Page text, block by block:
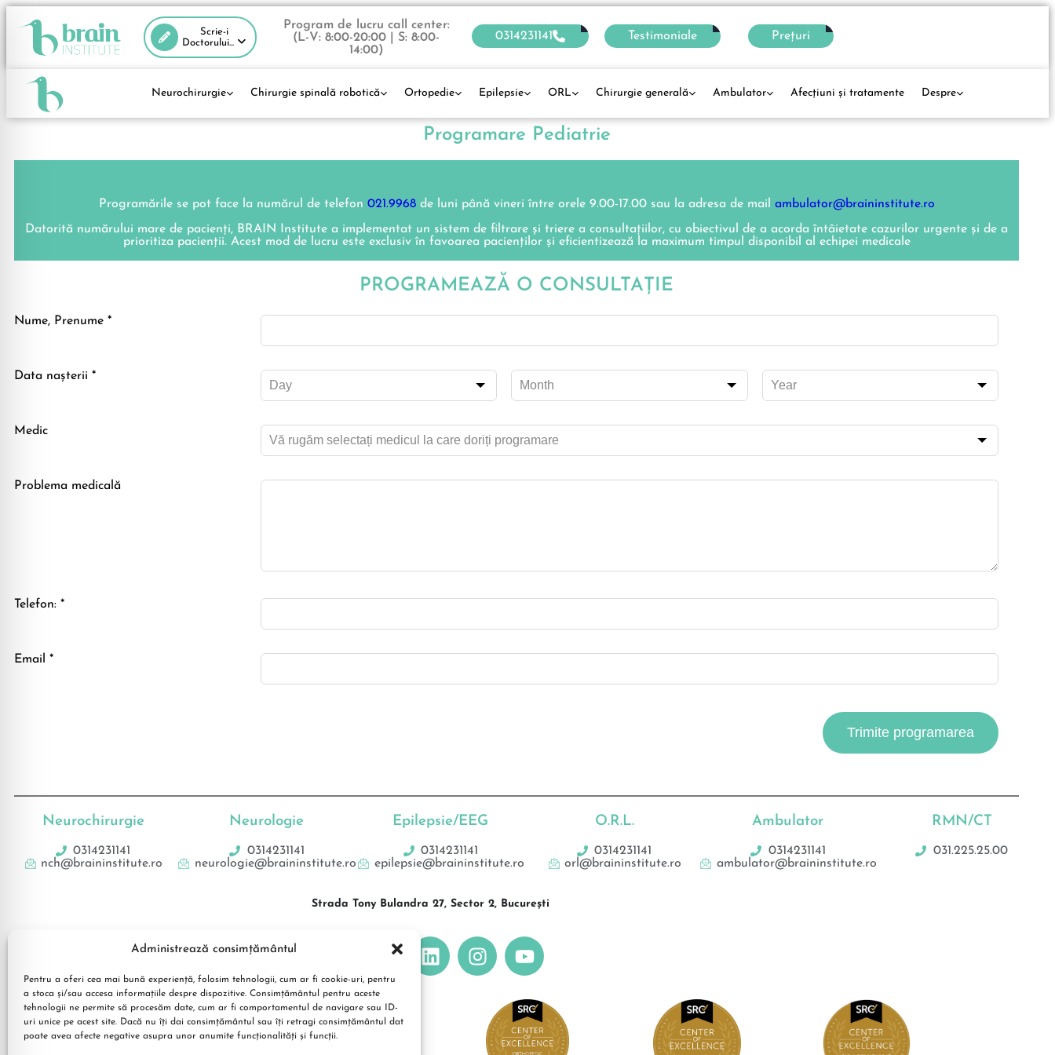
Administrează consimțământul
Pentru a oferi cea mai bună experiență, folosim tehnologii, cum ar fi cookie-uri, pentru
a stoca și/sau accesa informațiile despre dispozitive. Consimțământul pentru aceste
tehnologii ne permite să procesăm date, cum ar fi comportamentul de navigare sau ID-
uri unice pe acest site. Dacă nu îți dai consimțământul sau îți retragi consimțământul dat
poate avea afecte negative asupra unor anumite funcționalități și funcții.
Scrie-i
Doctorului...
Program de lucru call center:
(L-V: 8:00-20:00 | S: 8:00-
14:00)
0314231141 Testimoniale Prețuri
Neurochirurgie Chirurgie spinală robotică Ortopedie Epilepsie ORL Chirurgie generală Ambulator Afecţiuni și tratamente Despre
Programare Pediatrie
Programările se pot face la numărul de telefon 021.9968de luni până vineri între orele 9.00-17.00 sau la adresa de mail ambulator@braininstitute.ro
Datorită numărului mare de pacienți, BRAIN Institute a implementat un sistem de filtrare și triere a consultațiilor, cu obiectivul de a acorda întâietate cazurilor urgente și de a
prioritiza pacienții. Acest mod de lucru este exclusiv în favoarea pacienților și eficientizează la maximum timpul disponibil al echipei medicale
PROGRAMEAZĂ O CONSULTAŢIE
Nume, Prenume *
Data naşterii *
Medic
Problema medicală
Telefon: *
Email *
Neurochirurgie
0314231141
nch@braininstitute.ro
Neurologie
0314231141
neurologie@braininstitute.ro
Epilepsie/EEG
0314231141
epilepsie@braininstitute.ro
O.R.L.
0314231141
orl@braininstitute.ro
Ambulator
0314231141
ambulator@braininstitute.ro
RMN/CT
031.225.25.00
Strada Tony Bulandra 27, Sector 2, București